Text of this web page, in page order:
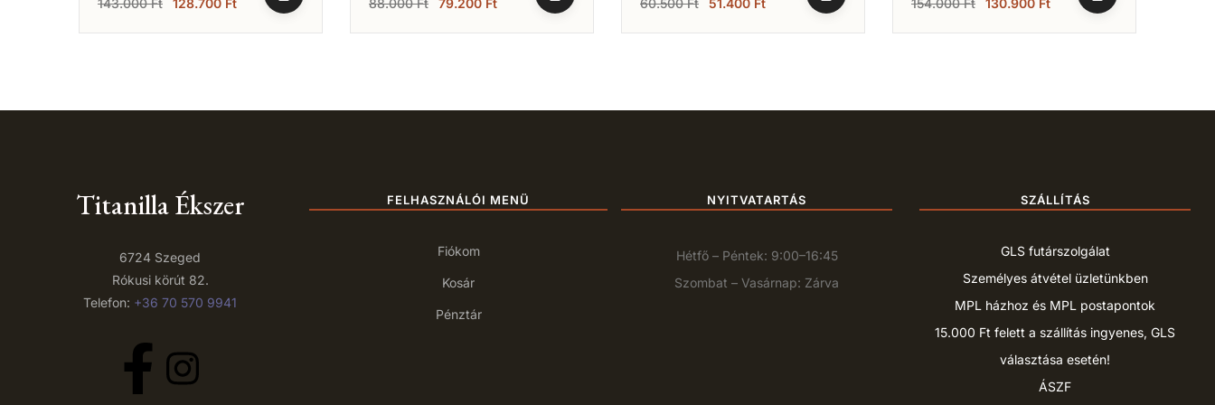
Titanilla Ékszer
6724 Szeged
Rókusi körút 82.
Telefon: +36 70 570 9941
FELHASZNÁLÓI MENÜ
Fiókom
Kosár
Pénztár
NYITVATARTÁS
Hétfő – Péntek: 9:00–16:45
Szombat – Vasárnap: Zárva
SZÁLLÍTÁS
GLS futárszolgálat
Személyes átvétel üzletünkben
MPL házhoz és MPL postapontok
15.000 Ft felett a szállítás ingyenes, GLS
választása esetén!
ÁSZF